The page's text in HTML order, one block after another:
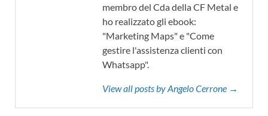
membro del Cda della CF Metal e
ho realizzato gli ebook:
"Marketing Maps" e "Come
gestire l'assistenza clienti con
Whatsapp".
View all posts by Angelo Cerrone →